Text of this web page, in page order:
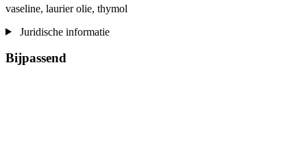
vaseline, laurier olie, thymol
Juridische informatie
Bijpassend